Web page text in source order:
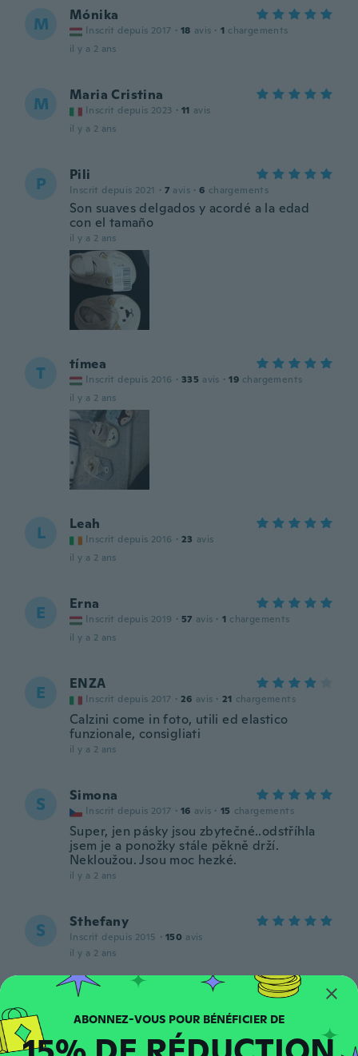
M Mónika
Inscrit depuis 2017 · 18 avis · 1 chargements
il y a 2 ans
M Maria Cristina
Inscrit depuis 2023 · 11 avis
il y a 2 ans
P Pili
Inscrit depuis 2021 · 7 avis · 6 chargements
Son suaves delgados y acordé a la edad
con el tamaño
il y a 2 ans
T tímea
Inscrit depuis 2016 · 335 avis · 19 chargements
il y a 2 ans
L Leah
Inscrit depuis 2016 · 23 avis
il y a 2 ans
E Erna
Inscrit depuis 2019 · 57 avis · 1 chargements
il y a 2 ans
E ENZA
Inscrit depuis 2017 · 26 avis · 21 chargements
Calzini come in foto, utili ed elastico
funzionale, consigliati
il y a 2 ans
S Simona
Inscrit depuis 2017 · 16 avis · 15 chargements
Super, jen pásky jsou zbytečné..odstříhla
jsem je a ponožky stále pěkně drží.
Nekloužou. Jsou moc hezké.
il y a 2 ans
S Sthefany
Inscrit depuis 2015 · 150 avis
il y a 2 ans
saida
Inscrit depuis 2017 · 73 avis · 54 chargements
Son muy lindos y su calidad especial
il y a 2 ans